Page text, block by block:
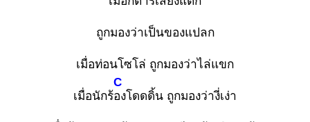
ถูกมองว่าเป็นของแปลก
เมื่อท่อนโซโล่ ถูกมองว่าไล่แขก
เมื่อนักร้อง
C
โดดดิ้น ถูกมองว่างี่เง่า